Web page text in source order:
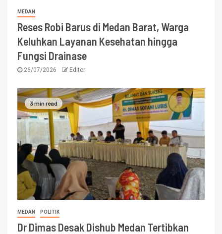
MEDAN
Reses Robi Barus di Medan Barat, Warga
Keluhkan Layanan Kesehatan hingga
Fungsi Drainase
26/07/2026 Editor
3 min read
MEDAN POLITIK
Dr Dimas Desak Dishub Medan Tertibkan